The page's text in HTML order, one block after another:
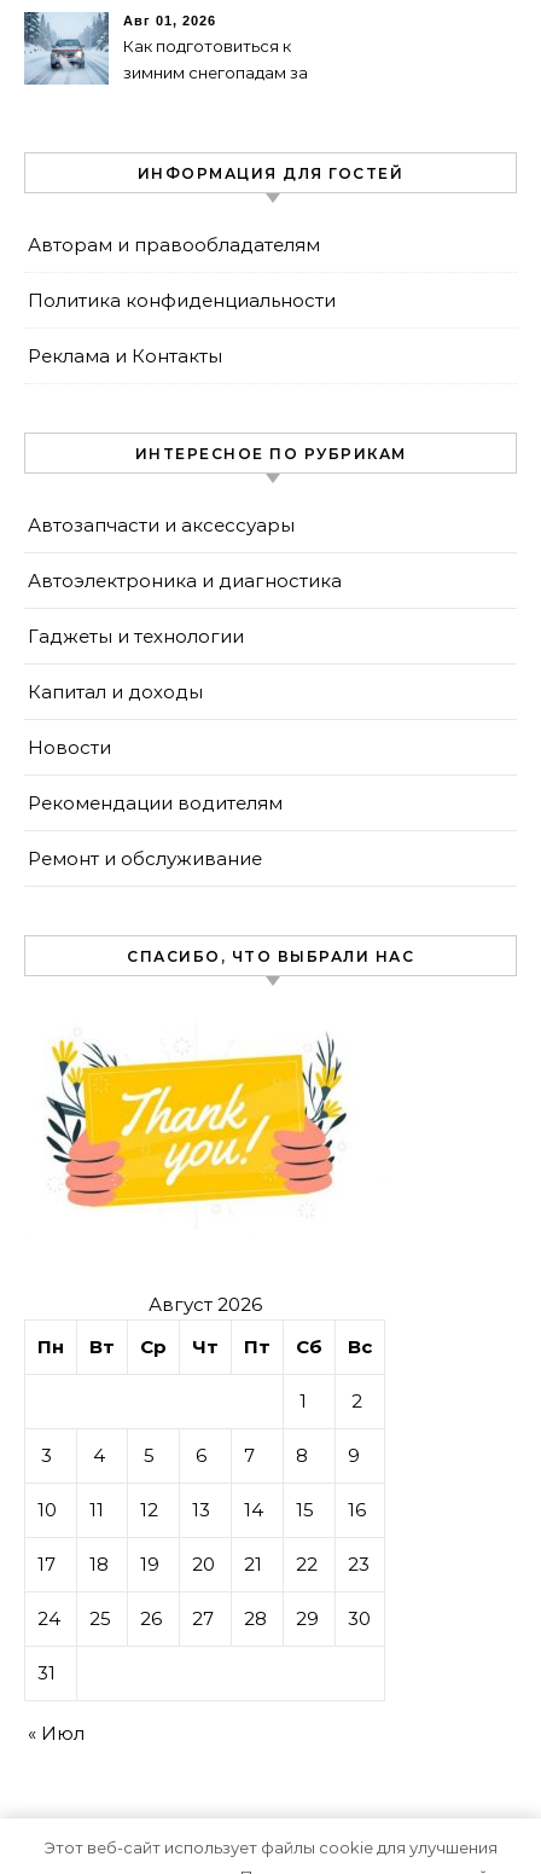
Авг 01, 2026
Как подготовиться к
зимним снегопадам за
ИНФОРМАЦИЯ ДЛЯ ГОСТЕЙ
Авторам и правообладателям
Политика конфиденциальности
Реклама и Контакты
ИНТЕРЕСНОЕ ПО РУБРИКАМ
Автозапчасти и аксессуары
Автоэлектроника и диагностика
Гаджеты и технологии
Капитал и доходы
Новости
Рекомендации водителям
Ремонт и обслуживание
СПАСИБО, ЧТО ВЫБРАЛИ НАС
Август 2026
Пн
Вт Ср Чт Пт Сб Вс
1 2
3 4 5 6 7 8 9
10 11 12 13 14 15 16
17 18 19 20 21 22 23
24 25 26 27 28 29 30
31
« Июл
Этот веб-сайт использует файлы cookie для улучшения